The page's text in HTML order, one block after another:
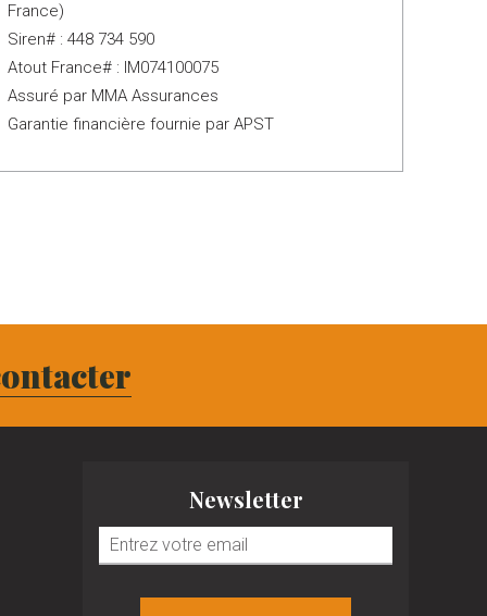
France)
Siren# : 448 734 590
Atout France# : IM074100075
Assuré par MMA Assurances
Garantie financière fournie par APST
Newsletter